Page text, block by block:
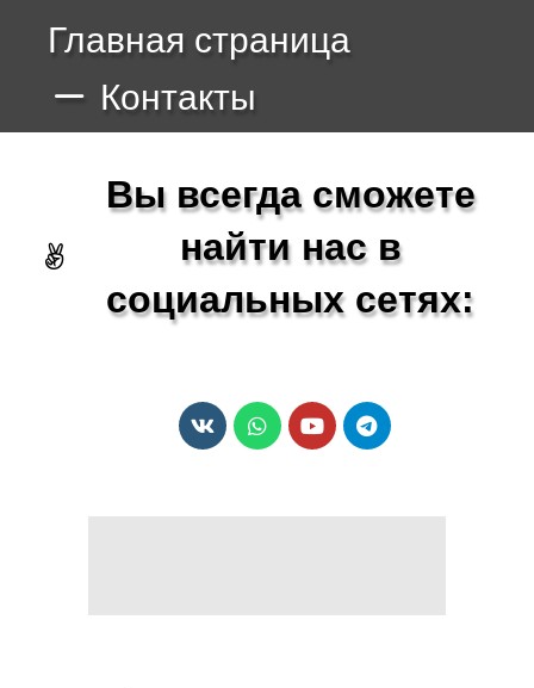
Главная страница
Контакты
Вы всегда сможете
найти нас в
социальных сетях: